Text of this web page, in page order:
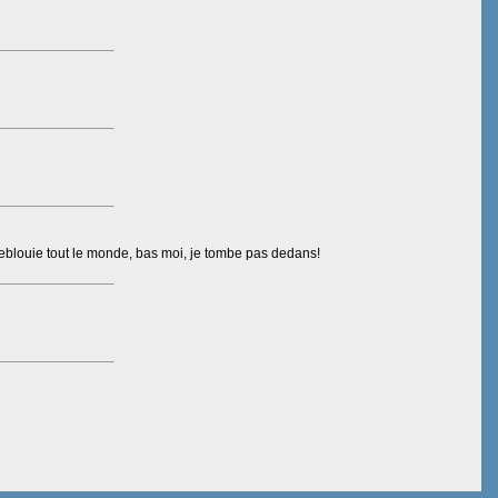
tout le monde, bas moi, je tombe pas dedans!